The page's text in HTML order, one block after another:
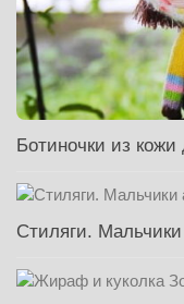
Ботиночки из кожи
Стиляги.